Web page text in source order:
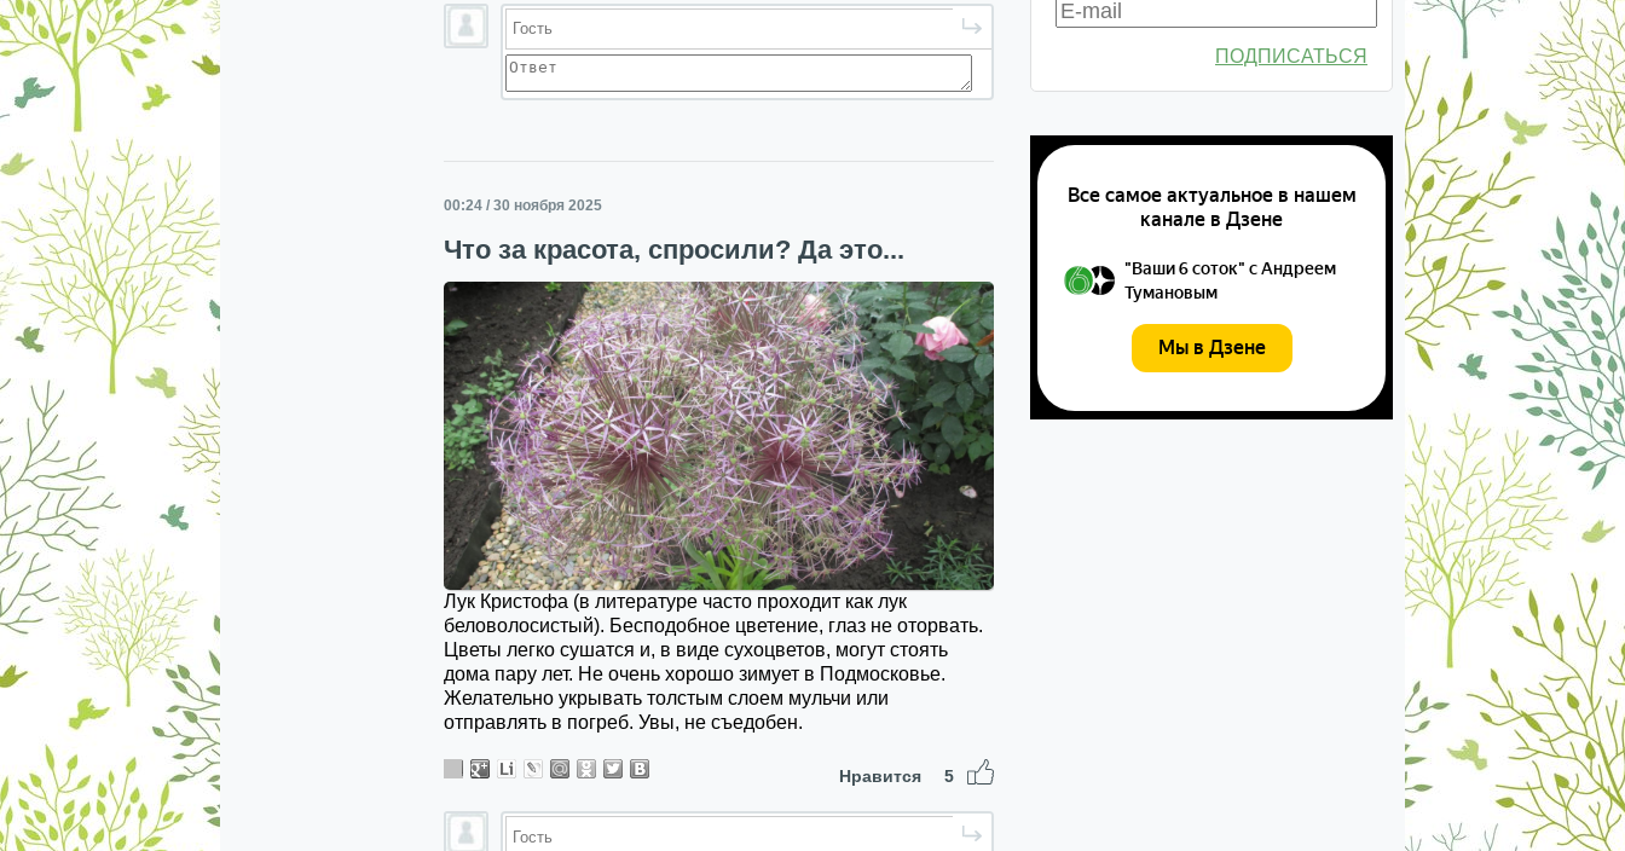
00:24 / 30 ноября 2025
Что за красота, спросили? Да это...
Лук Кристофа (в литературе часто проходит как лук
беловолосистый). Бесподобное цветение, глаз не оторвать.
Цветы легко сушатся и, в виде сухоцветов, могут стоять
дома пару лет. Не очень хорошо зимует в Подмосковье.
Желательно укрывать толстым слоем мульчи или
отправлять в погреб. Увы, не съедобен.
Нравится 5
ПОДПИСАТЬСЯ